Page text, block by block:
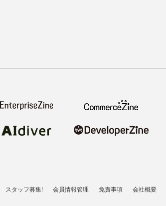
スタッフ募集! 会員情報管理 免責事項 会社概要